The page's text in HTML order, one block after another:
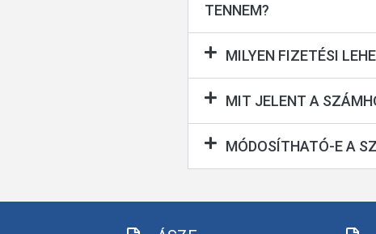
TENNEM?
MILYEN FIZETÉSI
MIT JELENT A
MÓDOSÍTHATÓ-E A